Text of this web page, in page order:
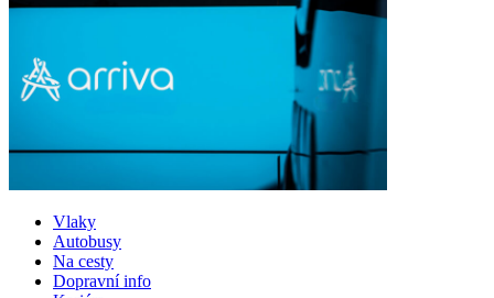
Vlaky
Autobusy
Na cesty
Dopravní info